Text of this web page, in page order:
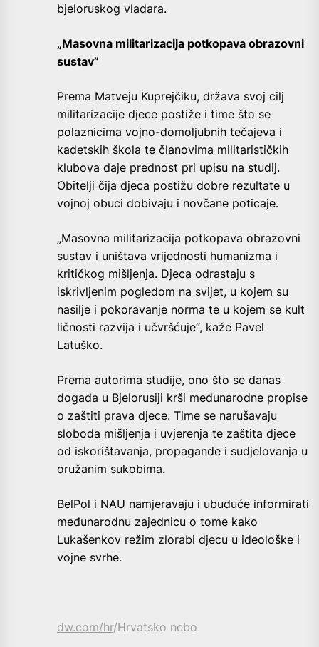
bjeloruskog vladara.
„Masovna militarizacija potkopava obrazovni
sustav”
Prema Matveju Kuprejčiku, država svoj cilj
militarizacije djece postiže i time što se
polaznicima vojno-domoljubnih tečajeva i
kadetskih škola te članovima militarističkih
klubova daje prednost pri upisu na studij.
Obitelji čija djeca postižu dobre rezultate u
vojnoj obuci dobivaju i novčane poticaje.
„Masovna militarizacija potkopava obrazovni
sustav i uništava vrijednosti humanizma i
kritičkog mišljenja. Djeca odrastaju s
iskrivljenim pogledom na svijet, u kojem su
nasilje i pokoravanje norma te u kojem se kult
ličnosti razvija i učvršćuje“, kaže Pavel
Latuško.
Prema autorima studije, ono što se danas
događa u Bjelorusiji krši međunarodne propise
o zaštiti prava djece. Time se narušavaju
sloboda mišljenja i uvjerenja te zaštita djece
od iskorištavanja, propagande i sudjelovanja u
oružanim sukobima.
BelPol i NAU namjeravaju i ubuduće informirati
međunarodnu zajednicu o tome kako
Lukašenkov režim zlorabi djecu u ideološke i
vojne svrhe.
dw.com/hr/Hrvatsko nebo